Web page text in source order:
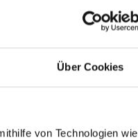
Über Cookies
von Technologien wie
Ried